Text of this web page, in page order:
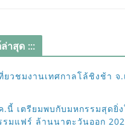
าสุด :::
ยวชมงานเทศกาลโล้ชิงช้า จ.
.นี้ เตรียมพบกับมหกรรมสุดยิ่
รมแฟร์ ล้านนาตะวันออก